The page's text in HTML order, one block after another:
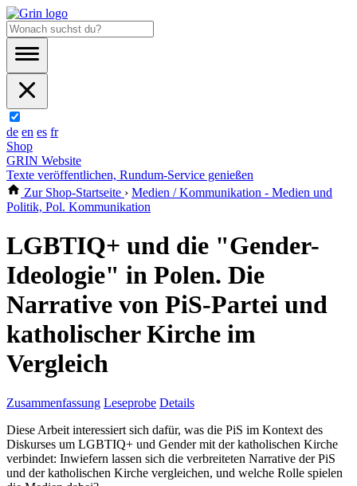
de en es fr
Shop
GRIN Website
Texte veröffentlichen, Rundum-Service genießen
Zur Shop-Startseite › Medien / Kommunikation - Medien und
Politik, Pol. Kommunikation
LGBTIQ+ und die "Gender-
Ideologie" in Polen. Die
Narrative von PiS-Partei und
katholischer Kirche im
Vergleich
Zusammenfassung Leseprobe Details
Diese Arbeit interessiert sich dafür, was die PiS im Kontext des
Diskurses um LGBTIQ+ und Gender mit der katholischen Kirche
verbindet: Inwiefern lassen sich die verbreiteten Narrative der PiS
und der katholischen Kirche vergleichen, und welche Rolle spielen